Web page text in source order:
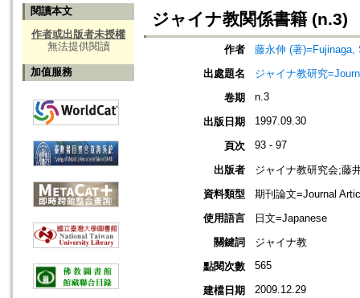
閱讀本文
作者或出版者未授權
無法提供閱讀
加值服務
ジャイナ教関係書籍 (n.3)
作者
藤永伸 (著)=Fujinaga,
出處題名
ジャイナ教研究
卷期
n.3
出版日期 1997.09.30
頁次 93 - 97
出版者
ジャイナ教研究会;藤
資料類型
期刊論文=Journal
使用語言
日文=Japanese
關鍵詞
ジャイナ教
點閱次數
565
建檔日期 2009.12.29